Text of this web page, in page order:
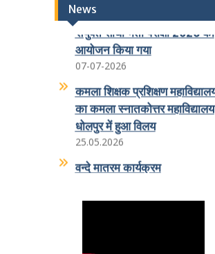
News
लिपिक ग्रेड-2/कनिष्ठ सहायक
संयुक्त सीधी भर्ती परीक्षा 2026 का
आयोजन किया गया
07-07-2026
कमला शिक्षक प्रशिक्षण महाविद्यालय
का कमला स्नातकोत्तर महाविद्यालय
धोलपुर में हुआ विलय
25.05.2026
वन्दे मातरम कार्यक्रम
07.11.2025
राष्ट्रीय उपभोक्ता दिवस 2025